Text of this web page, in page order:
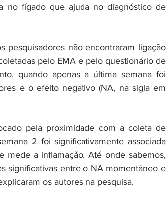
no fígado que ajuda no diagnóstico de
pesquisadores não encontraram ligação
pelo EMA e pelo questionário de
quando apenas a última semana foi
e o efeito negativo (NA, na sigla em
pela proximidade com a coleta de
2 foi significativamente associada
mede a inflamação. Até onde sabemos,
significativas entre o NA momentâneo e
os autores na pesquisa.